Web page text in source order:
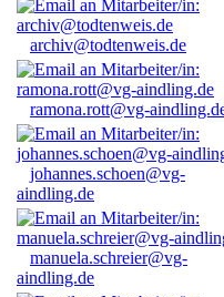
archiv@todtenweis.de
ramona.rott@vg-
johannes.schoen@vg-
aindling.de
manuela.schreier@vg-
aindling.de